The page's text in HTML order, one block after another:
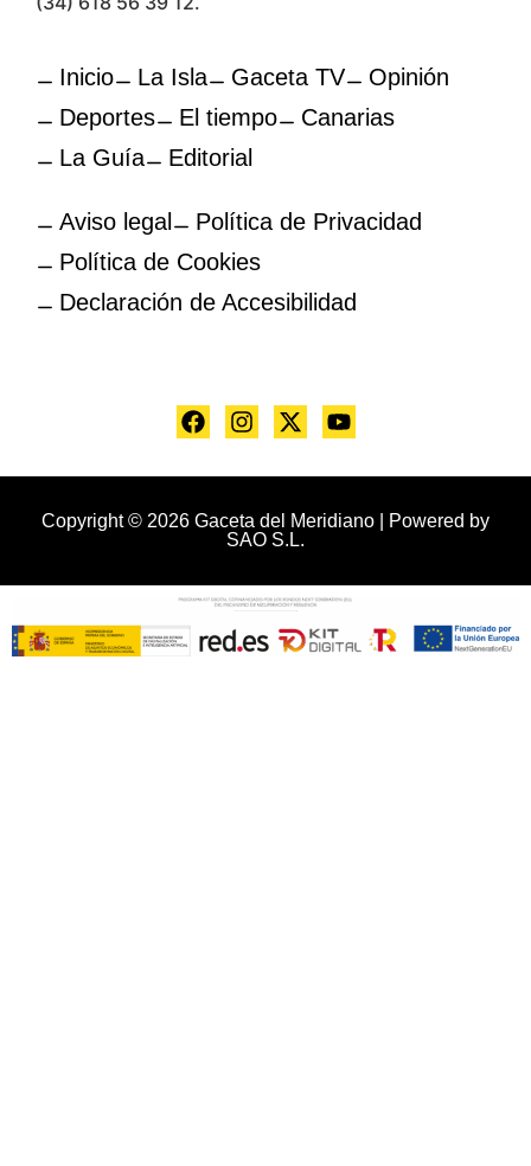
Inicio La Isla Gaceta TV
Opinión
Deportes
El tiempo
Canarias
La Guía
Editorial
Aviso legal
Política de Privacidad
Política de Cookies
Declaración de Accesibilidad
Copyright © 2026 Gaceta del Meridiano | Powered by
SAO S.L.